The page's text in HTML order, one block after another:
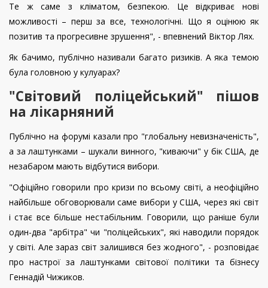
Те ж саме з кліматом, безпекою. Це відкриває нові
можливості – перш за все, технологічні. Що я оцінюю як
позитив та прогресивне зрушення", - впевнений Віктор Лях.
Як бачимо, публічно називали багато ризиків. А яка темою
була головною у кулуарах?
"Світовий поліцейський" пішов
на лікарняний
Публічно на форумі казали про "глобальну невизначеність",
а за лаштунками – шукали винного, "киваючи" у бік США, де
незабаром мають відбутися вибори.
"Офіційно говорили про кризи по всьому світі, а неофіційно
найбільше обговорювали саме вибори у США, через які світ
і стає все більше нестабільним. Говорили, що раніше були
один-два "арбітра" чи "поліцейських", які наводили порядок
у світі. Але зараз світ залишився без жодного", - розповідає
про настрої за лаштунками світової політики та бізнесу
Геннадій Чижиков.